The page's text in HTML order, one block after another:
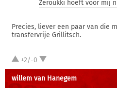
Zeroukki hoeft voor mij
Precies, liever een paar van die
transfervrije Grillitsch.
+2/-0
willem van Hanegem